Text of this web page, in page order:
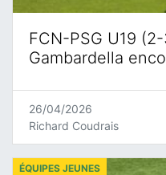
FCN-PSG U19
Gambardella
26/04/2026
Richard Coudrais
ÉQUIPES JEUNES